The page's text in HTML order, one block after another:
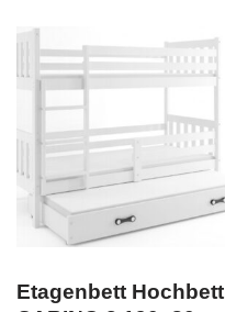
Etagenbett Hochbett